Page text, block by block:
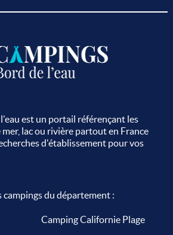
est un portail référençant les
lac ou rivière partout en France
d'établissement pour vos
campings du département :
Camping Californie Plage